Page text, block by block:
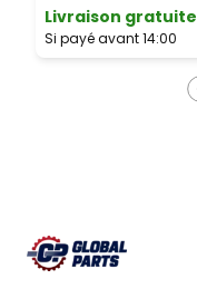
Livraison gratuite
Si payé avant 14:00